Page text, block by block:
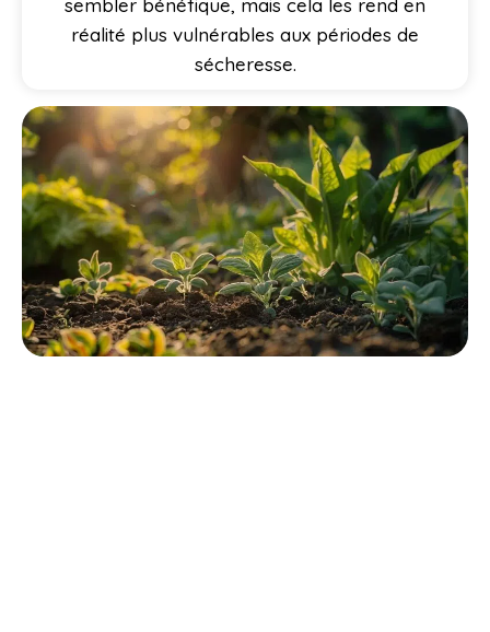
réalité plus vulnérables aux périodes de
sécheresse.